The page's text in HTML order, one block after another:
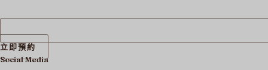
立即預約
Social Media